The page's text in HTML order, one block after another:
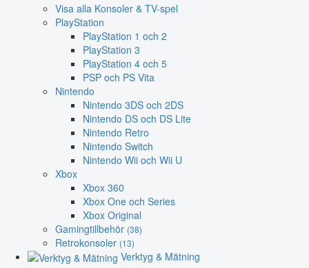
Visa alla Konsoler & TV-spel
PlayStation
PlayStation 1 och 2
PlayStation 3
PlayStation 4 och 5
PSP och PS Vita
Nintendo
Nintendo 3DS och 2DS
Nintendo DS och DS Lite
Nintendo Retro
Nintendo Switch
Nintendo Wii och Wii U
Xbox
Xbox 360
Xbox One och Series
Xbox Original
Gamingtillbehör (38)
Retrokonsoler (13)
Verktyg & Mätning